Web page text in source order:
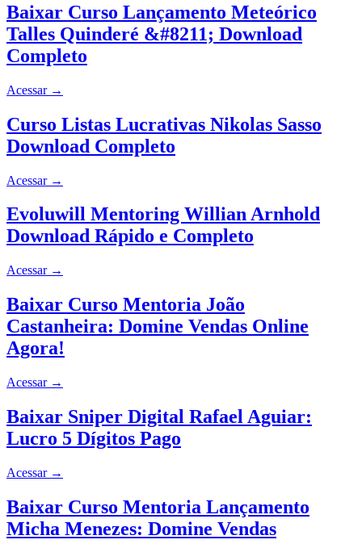
Baixar Curso Lançamento Meteórico
Talles Quinderé &#8211; Download
Completo
Acessar →
Curso Listas Lucrativas Nikolas Sasso
Download Completo
Acessar →
Evoluwill Mentoring Willian Arnhold
Download Rápido e Completo
Acessar →
Baixar Curso Mentoria João
Castanheira: Domine Vendas Online
Agora!
Acessar →
Baixar Sniper Digital Rafael Aguiar:
Lucro 5 Dígitos Pago
Acessar →
Baixar Curso Mentoria Lançamento
Micha Menezes: Domine Vendas